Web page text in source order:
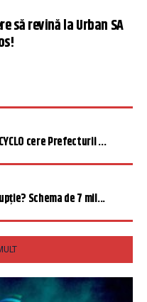
să revină la Urban SA
cere Prefecturii ...
Schema de 7 mil...